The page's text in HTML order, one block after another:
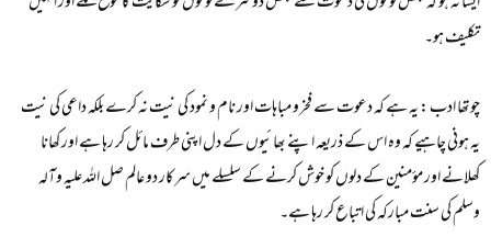
تکلیف ہو۔
چوتھا ادب :یہ ہے کہ دعوت سے فخرو مباہات اور نام و نمود کی نیت نہ کرے بلکہ داعی کی نیت
یہ ہونی چاہیے کہ وہ اس کے ذریعہ اپنے بھائیوں کے دل اپنی طرف مائل کر رہا ہے اور کھانا
کھلانے اور مؤمنین کے دلوں کو خوش کرنے کے سلسلے میں سرکار دو عالم صل اللہ علیہ وآلہ
وسلم کی سنت مبارکہ کی اتباع کر رہا ہے۔